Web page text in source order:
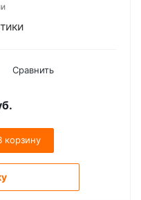
Сравнить
корзину